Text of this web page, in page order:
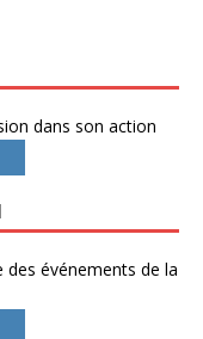
dans son action
événements de la